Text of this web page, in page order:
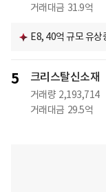
거래대금 31.9억
E8, 40억 규모 유상
5 크리스탈신소재
거래량 2,193,714
거래대금 29.5억